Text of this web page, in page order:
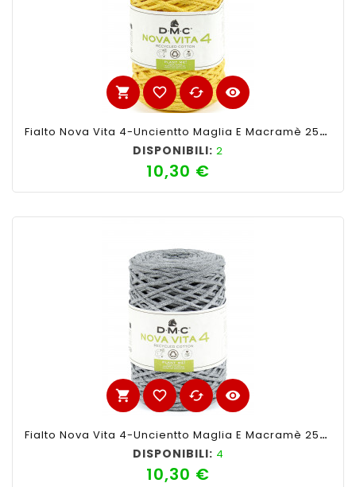
shopping_cart favorite_border cached visibility
Fialto Nova Vita 4-Uncientto Maglia E Macramè 250gr 200mt-Ferri Consigliati N°4-Colore Giallo
DISPONIBILI: 2
10,30 €
shopping_cart favorite_border cached visibility
Fialto Nova Vita 4-Uncientto Maglia E Macramè 250gr 200mt-Ferri Consigliati N°4-Colore Grigio Ch
DISPONIBILI: 4
10,30 €